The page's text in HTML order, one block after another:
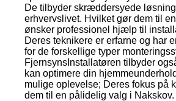
De tilbyder skræddersyede
erhvervslivet. Hvilket gør dem til
ønsker professionel hjælp til
Deres teknikere er erfarne og har
for de forskellige typer
FjernsynsInstallatøren tilbyder
kan optimere din
mulige oplevelse; Deres fokus på
dem til en pålidelig valg i Nakskov.